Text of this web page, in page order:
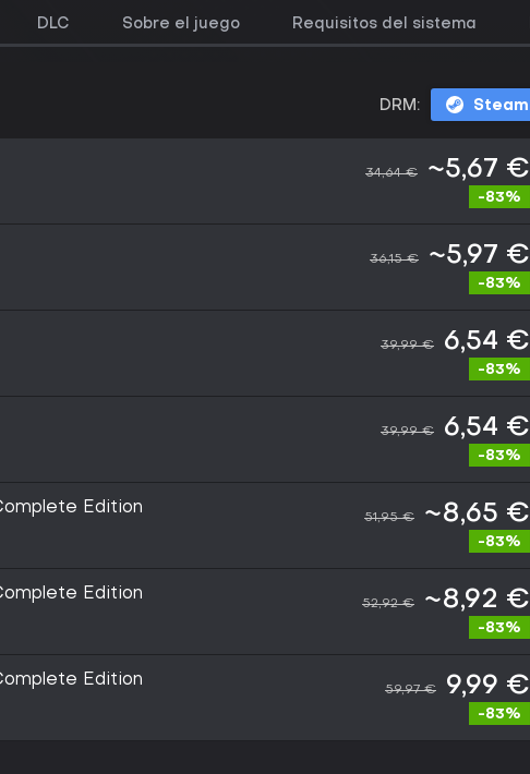
DLC Sobre el juego Requisitos del sistema
DRM: Steam
34,64 € ~5,67 €
-83%
36,15 € ~5,97 €
-83%
39,99 € 6,54 €
-83%
39,99 € 6,54 €
-83%
Edition
51,95 € ~8,65 €
-83%
Edition
52,92 € ~8,92 €
-83%
Edition
59,97 € 9,99 €
-83%